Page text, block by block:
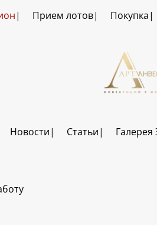
Прием лотов Покупка
Новости Статьи Галерея